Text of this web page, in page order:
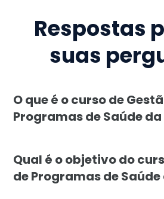
Respostas
suas
O que é o curso de
Programas de Saúde
Qual é o objetivo do
de Programas de